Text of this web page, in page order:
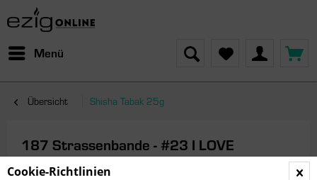
Menü
Übersicht Shisha Tabak 25g
187 Strassenbande - #23 I LOVE
HAMBURG - 25g
Cookie-Richtlinien